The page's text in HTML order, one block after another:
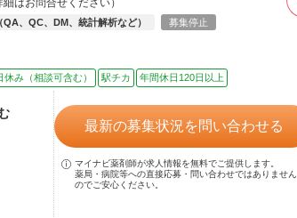
はお問合せください）
QA、QC、DM、統計解析など） 募集停止
休み（相談可含む） 駅チカ 年間休日120日以上
最新の募集状況を問い合わせる
マイナビ薬剤師が求人情報を無料でご提供します。
薬局・病院等への直接応募・問い合わせではありません
のでご安心ください。